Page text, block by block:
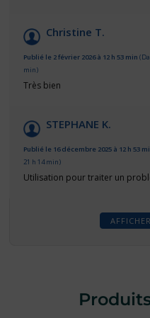
Christine T.
Publié le 2 février 2026 à 12 h 53 min
min)
Très bien
STEPHANE K.
Publié le 16 décembre 2025 à 12 h 53
21 h 14 min)
Utilisation pour traiter un